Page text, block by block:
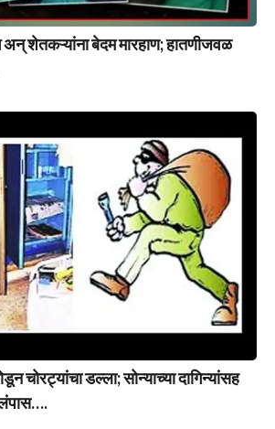
अन् शेतकऱ्यांना बेदम मारहाण; हातणीजवळ
चोरट्यांचा डल्ला; सोन्याच्या दागिन्यांसह
लंपास….